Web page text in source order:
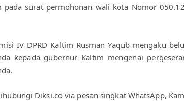
pada surat permohonan wali kota Nomor
IV DPRD Kaltim Rusman Yaqub mengaku
kepada gubernur Kaltim mengenai
Diksi.co via pesan singkat WhatsApp,